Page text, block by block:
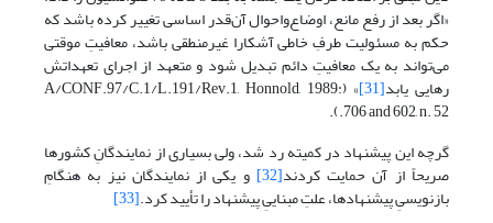
«اگر بعد از رفع مانع، اوضاع‌واحوال آن‌قدر اساسی تغییر کرده باشد که
حکم به مسئولیت طرفِ خاطی آشکارا غیرمنطقی باشد، معافیتِ موقتی
می‌تواند به یک معافیتِ دائم تبدیل شود و متعهد از اجرای تعهداتش
رهایی یابد[31]
» (A/CONF.97/C.1/L.191/Rev.1, Honnold, 1989:
706 and 602, n. 52.).
گرچه این پیشنهاد در کمیته رد شد، ولی بسیاری از نمایندگانِ کشورها
صریحاً از آن حمایت کردند[32] و یکی از نمایندگان نیز به هنگامِ
بازنویسیِ پیشنهاد‌ها، علتِ مبناییِ پیشنهاد را تأیید کرد.[33]